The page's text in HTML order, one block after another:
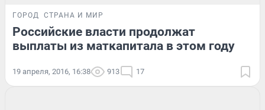
ГОРОД СТРАНА И МИР
Российские власти продолжат
выплаты из маткапитала в этом году
19 апреля, 2016, 16:38 913 17